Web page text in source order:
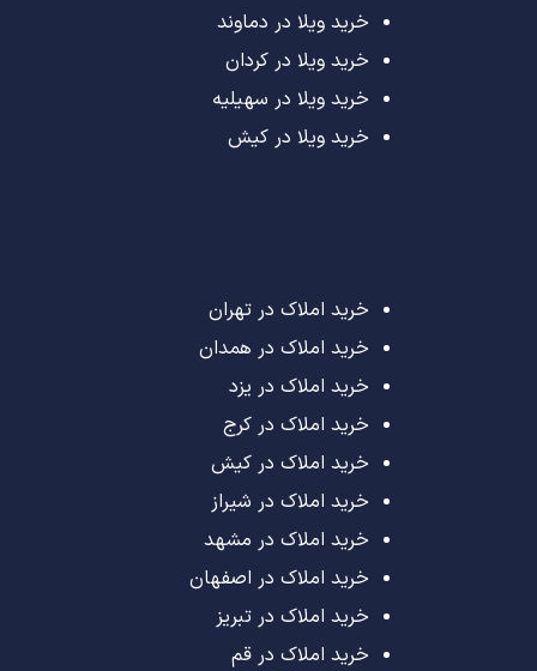
خرید ویلا در دماوند
خرید ویلا در کردان
خرید ویلا در سهیلیه
خرید ویلا در کیش
خرید املاک در تهران
خرید املاک در همدان
خرید املاک در یزد
خرید املاک در کرج
خرید املاک در کیش
خرید املاک در شیراز
خرید املاک در مشهد
خرید املاک در اصفهان
خرید املاک در تبریز
خرید املاک در قم